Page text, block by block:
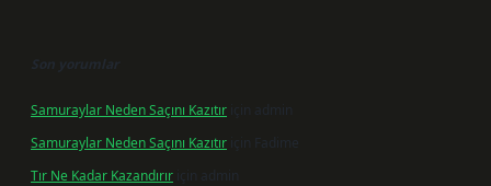
Son yorumlar
Samuraylar Neden Saçını Kazıtır için
admin
Samuraylar Neden Saçını Kazıtır için
Fadime
Tır Ne Kadar Kazandırır için
admin